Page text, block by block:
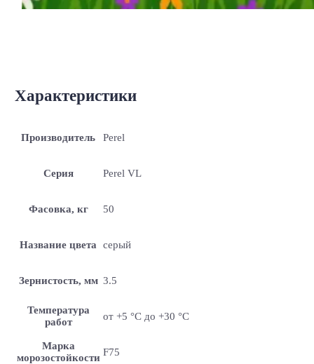
Характеристики
Производитель Perel
Серия Perel VL
Фасовка, кг 50
Название цвета серый
Зернистость, мм 3.5
Температура
работ
от +5 °С до +30 °С
Марка
морозостойкости F75